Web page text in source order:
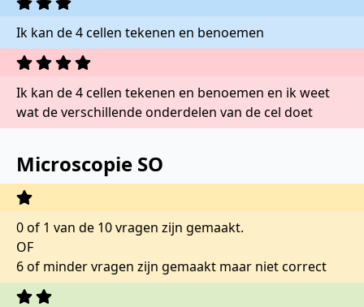
Ik kan de 4 cellen tekenen en benoemen
Ik kan de 4 cellen tekenen en benoemen en ik weet
wat de verschillende onderdelen van de cel doet
Microscopie SO
0 of 1 van de 10 vragen zijn gemaakt.
OF
6 of minder vragen zijn gemaakt maar niet correct